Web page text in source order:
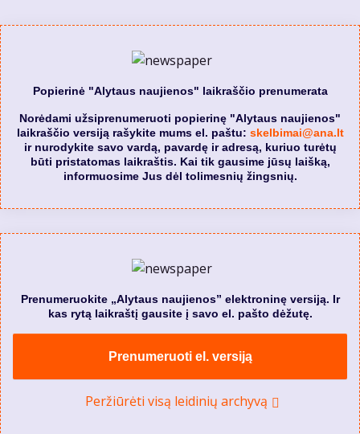
Popierinė "Alytaus naujienos" laikraščio prenumerata
Norėdami užsiprenumeruoti popierinę "Alytaus naujienos"
laikraščio versiją rašykite mums el. paštu: skelbimai@ana.lt
ir nurodykite savo vardą, pavardę ir adresą, kuriuo turėtų
būti pristatomas laikraštis. Kai tik gausime jūsų laišką,
informuosime Jus dėl tolimesnių žingsnių.
Prenumeruokite „Alytaus naujienos” elektroninę versiją. Ir
kas rytą laikraštį gausite į savo el. pašto dėžutę.
Prenumeruoti el. versiją
Peržiūrėti visą leidinių archyvą